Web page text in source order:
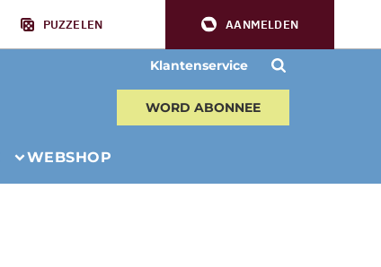
PUZZELEN AANMELDEN
Klantenservice
WORD ABONNEE
WEBSHOP